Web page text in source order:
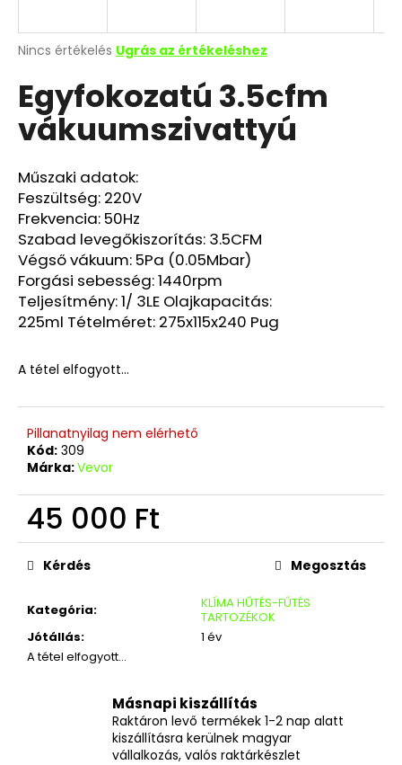
A
átlagos
értékelése
ből
csillag.
Nincs értékelés Ugrás az értékeléshez
Egyfokozatú 3.5cfm
vákuumszivattyú
Műszaki adatok:
Feszültség: 220V
Frekvencia: 50Hz
Szabad levegőkiszorítás: 3.5CFM
Végső vákuum: 5Pa (0.05Mbar)
Forgási sebesség: 1440rpm
Teljesítmény: 1/ 3LE Olajkapacitás:
225ml Tételméret: 275x115x240 Pug
A tétel elfogyott…
Pillanatnyilag nem elérhető
Kód: 309
Márka:Vevor
45 000 Ft
Egységár:
Kategória:
KLÍMA HŰTÉS-FŰTÉS
TARTOZÉKOK
Jótállás:
1 év
A tétel elfogyott…
Kérdés Megosztás
Másnapi kiszállítás
Raktáron levő termékek 1-2 nap alatt
kiszállításra kerülnek magyar
vállalkozás, valós raktárkészlet